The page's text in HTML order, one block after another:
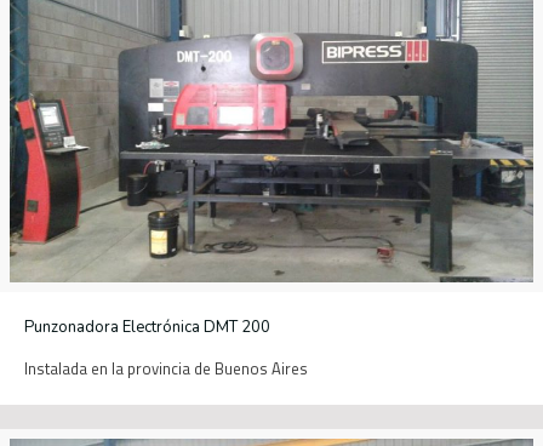
Punzonadora Electrónica DMT 200
Instalada en la provincia de Buenos Aires